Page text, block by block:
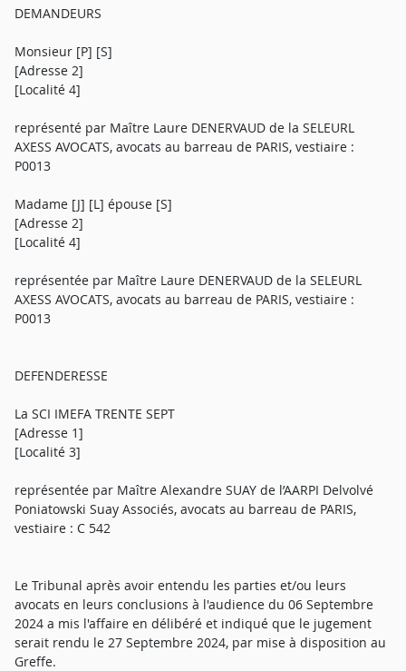
DEMANDEURS
Monsieur [P] [S]
[Adresse 2]
[Localité 4]
représenté par Maître Laure DENERVAUD de la SELEURL
AXESS AVOCATS, avocats au barreau de PARIS, vestiaire :
P0013
Madame [J] [L] épouse [S]
[Adresse 2]
[Localité 4]
représentée par Maître Laure DENERVAUD de la SELEURL
AXESS AVOCATS, avocats au barreau de PARIS, vestiaire :
P0013
DEFENDERESSE
La SCI IMEFA TRENTE SEPT
[Adresse 1]
[Localité 3]
représentée par Maître Alexandre SUAY de l’AARPI Delvolvé
Poniatowski Suay Associés, avocats au barreau de PARIS,
vestiaire : C 542
Le Tribunal après avoir entendu les parties et/ou leurs
avocats en leurs conclusions à l'audience du 06 Septembre
2024 a mis l'affaire en délibéré et indiqué que le jugement
serait rendu le 27 Septembre 2024, par mise à disposition au
Greffe.